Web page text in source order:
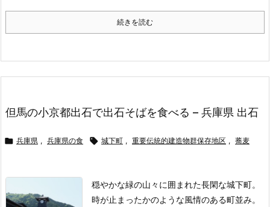
続きを読む
但馬の小京都出石で出石そばを食べる – 兵庫県 出石
 兵庫県 , 兵庫県の食  城下町 , 重要伝統的建造物群保存地区 , 蕎麦
穏やかな緑の山々に囲まれた長閑な城下町。
時が止まったかのような風情のある町並み。